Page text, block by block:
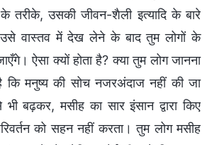
तरीके, उसकी जीवन-शैली इत्यादि के बारे
वास्तव में देख लेने के बाद तुम लोगों के
ऐसा क्यों होता है? क्या तुम लोग जानना
कि मनुष्य की सोच नजरअंदाज नहीं की जा
बढ़कर, मसीह का सार इंसान द्वारा किए
को सहन नहीं करता। तुम लोग मसीह